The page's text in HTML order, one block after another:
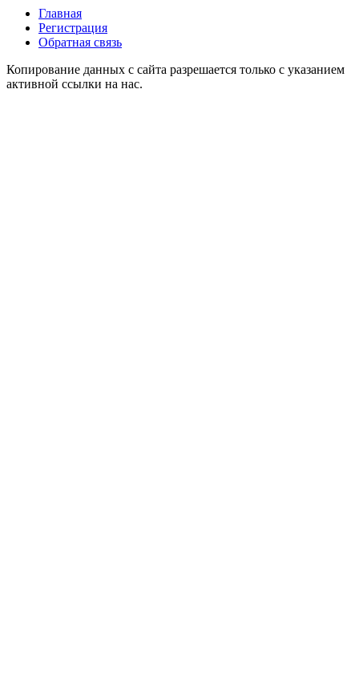
Главная
Регистрация
Обратная связь
Копирование данных с сайта разрешается только с указанием
активной ссылки на нас.